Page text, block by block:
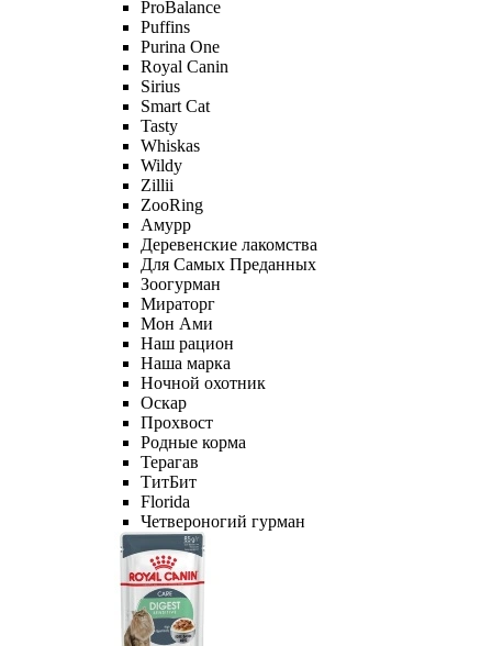
ProBalance
Puffins
Purina One
Royal Canin
Sirius
Smart Cat
Tasty
Whiskas
Wildy
Zillii
ZooRing
Амурр
Деревенские лакомства
Для Самых Преданных
Зоогурман
Мираторг
Мон Ами
Наш рацион
Наша марка
Ночной охотник
Оскар
Прохвост
Родные корма
Терагав
ТитБит
Florida
Четвероногий гурман